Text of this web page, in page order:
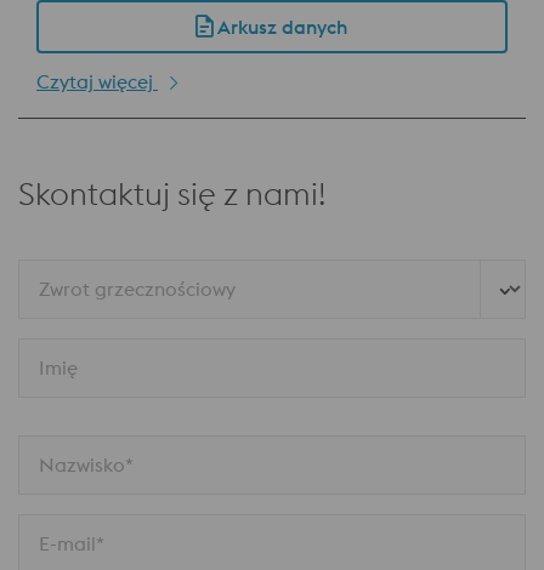
Arkusz danych
Czytaj więcej
Skontaktuj się z nami!
Zwrot grzecznościowy
Imię
Nazwisko*
E-mail*